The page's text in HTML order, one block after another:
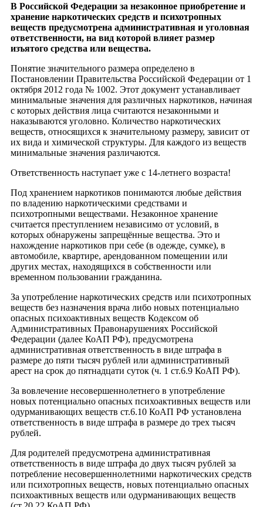
В Российской Федерации за незаконное приобретение и
хранение наркотических средств и психотропных
веществ предусмотрена административная и уголовная
ответственности, на вид которой влияет размер
изъятого средства или вещества.
Понятие значительного размера определено в
Постановлении Правительства Российской Федерации от 1
октября 2012 года № 1002. Этот документ устанавливает
минимальные значения для различных наркотиков, начиная
с которых действия лица считаются незаконными и
наказываются уголовно. Количество наркотических
веществ, относящихся к значительному размеру, зависит от
их вида и химической структуры. Для каждого из веществ
минимальные значения различаются.
Ответственность наступает уже с 14-летнего возраста!
Под хранением наркотиков понимаются любые действия
по владению наркотическими средствами и
психотропными веществами. Незаконное хранение
считается преступлением независимо от условий, в
которых обнаружены запрещённые вещества. Это и
нахождение наркотиков при себе (в одежде, сумке), в
автомобиле, квартире, арендованном помещении или
других местах, находящихся в собственности или
временном пользовании гражданина.
За употребление наркотических средств или психотропных
веществ без назначения врача либо новых потенциально
опасных психоактивных веществ Кодексом об
Административных Правонарушениях Российской
Федерации (далее КоАП РФ), предусмотрена
административная ответственность в виде штрафа в
размере до пяти тысяч рублей или административный
арест на срок до пятнадцати суток (ч. 1 ст.6.9 КоАП РФ).
За вовлечение несовершеннолетнего в употребление
новых потенциально опасных психоактивных веществ или
одурманивающих веществ ст.6.10 КоАП РФ установлена
ответственность в виде штрафа в размере до трех тысяч
рублей.
Для родителей предусмотрена административная
ответственность в виде штрафа до двух тысяч рублей за
потребление несовершеннолетними наркотических средств
или психотропных веществ, новых потенциально опасных
психоактивных веществ или одурманивающих веществ